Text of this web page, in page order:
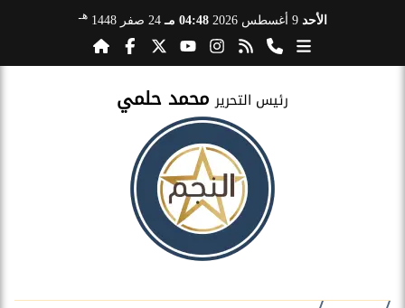
الأحد 9 أغسطس 2026 04:48 مـ 24 صفر 1448 هـ
رئيس التحرير محمد حلمي